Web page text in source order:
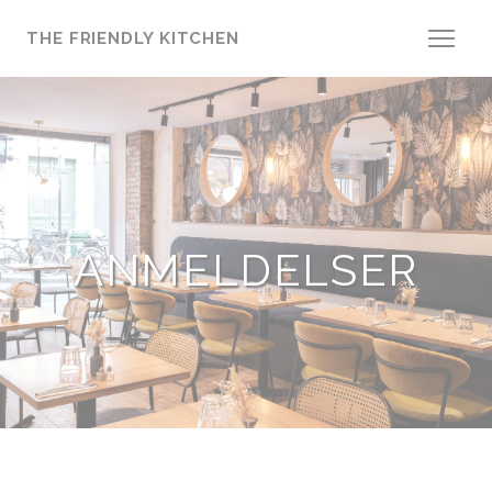
THE FRIENDLY KITCHEN
ANMELDELSER